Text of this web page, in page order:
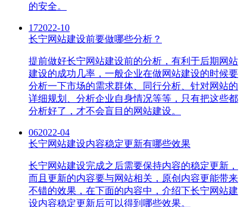
的安全。
172022-10
长宁网站建设前要做哪些分析？
提前做好长宁网站建设前的分析，有利于后期网站
建设的成功几率，一般企业在做网站建设的时候要
分析一下市场的需求群体、同行分析、针对网站的
详细规划、分析企业自身情况等等，只有把这些都
分析好了，才不会盲目的网站建设。
062022-04
长宁网站建设内容稳定更新有哪些效果
长宁网站建设完成之后需要保持内容的稳定更新，
而且更新的内容要与网站相关，原创内容更能带来
不错的效果，在下面的内容中，介绍下长宁网站建
设内容稳定更新后可以得到哪些效果。